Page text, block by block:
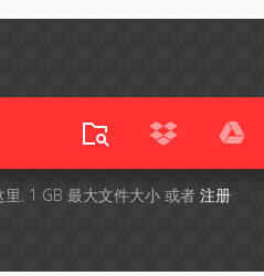
里. 1 GB 最大文件大小 或者 注册